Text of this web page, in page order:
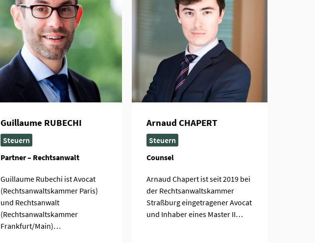
Guillaume RUBECHI
Steuern
Partner – Rechtsanwalt
Guillaume Rubechi ist Avocat
(Rechtsanwaltskammer Paris)
und Rechtsanwalt
(Rechtsanwaltskammer
Frankfurt/Main)…
Arnaud CHAPERT
Steuern
Counsel
Arnaud Chapert ist seit 2019 bei
der Rechtsanwaltskammer
Straßburg eingetragener Avocat
und Inhaber eines Master II…